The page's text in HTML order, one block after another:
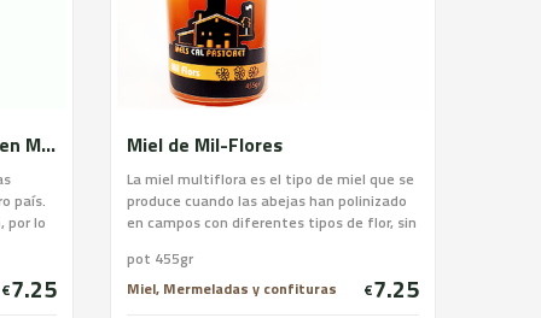
Miel de Romero ( 3 premio en Mieladictos 2020 )
país.
por lo
Abril y
€7.25
Miel de Mil-Flores
La miel multiflora es el tipo de miel que se
produce cuando las abejas han polinizado
en campos con diferentes tipos de flor, sin
de Mil Flores es una miel, elaborada por
nuestras abejas con el néctar de varias
pot 455gr
Miel, Mermeladas y confituras
€7.25